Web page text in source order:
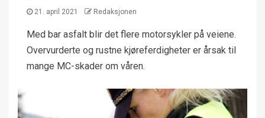
21. april 2021 Redaksjonen
Med bar asfalt blir det flere motorsykler på veiene.
Overvurderte og rustne kjøreferdigheter er årsak til
mange MC-skader om våren.